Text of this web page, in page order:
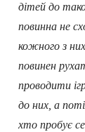
дітей до
повинна не
кожного з
повинен
проводити
до них, а
хто пробує